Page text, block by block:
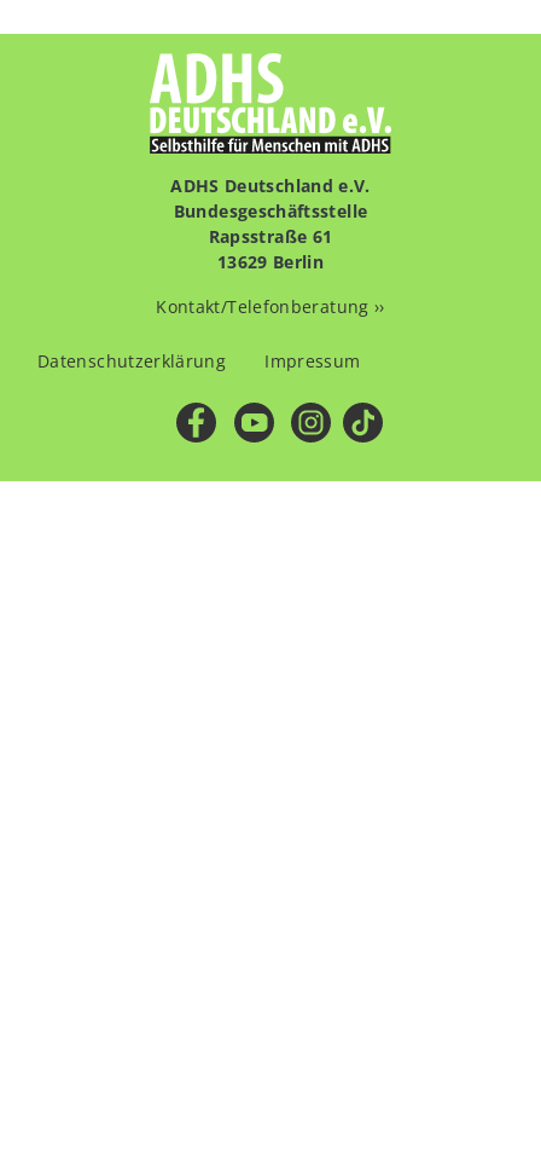
ADHS Deutschland e.V.
Bundesgeschäftsstelle
Rapsstraße 61
13629 Berlin
Kontakt/Telefonberatung ››
Fußzeilenmenü
Datenschutzerklärung Impressum